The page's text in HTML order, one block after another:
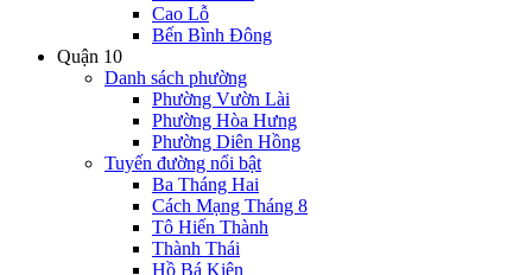
Cao Lỗ
Bến Bình Đông
Quận 10
Danh sách phường
Phường Vườn Lài
Phường Hòa Hưng
Phường Diên Hồng
Tuyến đường nổi bật
Ba Tháng Hai
Cách Mạng Tháng 8
Tô Hiến Thành
Thành Thái
Hồ Bá Kiện